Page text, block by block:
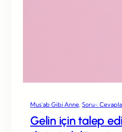
Mus’ab Gibi Anne Soru-
Gelin için talep